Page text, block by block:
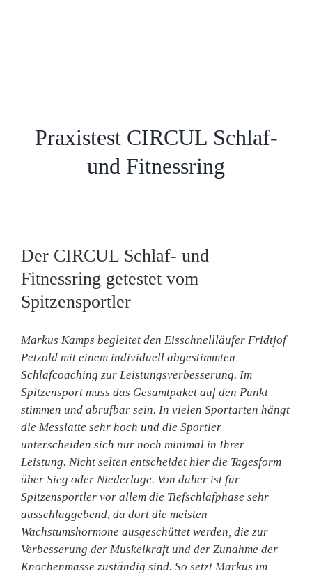
Praxistest CIRCUL Schlaf-
und Fitnessring
Der CIRCUL Schlaf- und
Fitnessring getestet vom
Spitzensportler
Markus Kamps begleitet den Eisschnellläufer Fridtjof
Petzold mit einem individuell abgestimmten
Schlafcoaching zur Leistungsverbesserung. Im
Spitzensport muss das Gesamtpaket auf den Punkt
stimmen und abrufbar sein. In vielen Sportarten hängt
die Messlatte sehr hoch und die Sportler
unterscheiden sich nur noch minimal in Ihrer
Leistung. Nicht selten entscheidet hier die Tagesform
über Sieg oder Niederlage. Von daher ist für
Spitzensportler vor allem die Tiefschlafphase sehr
ausschlaggebend, da dort die meisten
Wachstumshormone ausgeschüttet werden, die zur
Verbesserung der Muskelkraft und der Zunahme der
Knochenmasse zuständig sind. So setzt Markus im